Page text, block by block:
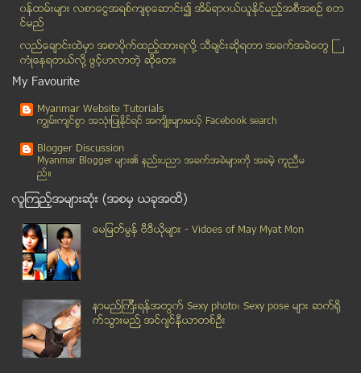
စကားလံုးမဲ့ နားလည္ၾကေစဖို႕ရာ
အာဏာရွင္မ်ားႏွင့္ ျမန္မာ့တပ္မေတာ္ အပိုင္း (၈) – ဗိ...
၈၈ မ်ိဳးဆက္ အဖြဲ႔ NLD မွတဆင့္ ၂၀၁၅ ေရြးေကာက္ပြဲ ၀င...
ကြန္ပ်ဴတာ စစ္တမ္း
အီဂ်စ္အစုိးရ ႏုတ္ထြက္ေၾကာင္း ရုတ္တရက္ေၾကညာ
ဂ်ဳိကို၀ီကို အားက်ပါ
အမႈိက္ျပႆနာ အေျဖရွာမယ္ဆိုရင္
ျမန္မာ သစ္ခြမ်ား တ႐ုတ္ႏွင့္ ထိုင္းသို႔ တရားမဝင္ တင...
ေနျပည္ေတာ္တြင္ က်ဴးေက်ာ္ဘုန္းႀကီးေက်ာင္းမ်ားကို တရ...
ျမန္မာကို စစ္လက္နက္ပစၥည္း ကန္႔သတ္မႈ အေမရိကန္ ေျဖေလ...
မဲေဆာက္ၿမိဳ႔ ၀မ္းဒါးဖူးအထည္ခ်ဳပ္စက္႐ုံမွ ျမန္မာလုပ...
ဒီေရေတာ ဆုံး႐ႈံးမႈ ႏုိင္ငံအဆင့္ ထိန္းသိမ္းရန္လို
၀န္ထမ္းမ်ား လစာေငြအရစ္က်စုေဆာင္း၍ အိမ္ရာ၀ယ္ယူႏုိင္မည့္အစီအစဥ္ စတ
င္မည္
လည္ေခ်ာင္းထဲမွာ အစာပိုက္ထည့္ထားရလုိ႔ သီခ်င္းဆုိရတာ အခက္အခဲေတြ ႀ
ကံဳေနရတယ္လို႔ ဖြင့္ဟလာတဲ့ ဆုိေတး
My Favourite
Myanmar Website Tutorials
ကၽြမ္းက်င္စြာ အသုံးျပဳႏုိင္ရင္ အက်ိဳးမ်ားမယ့္ Facebook search
Blogger Discussion
Myanmar Blogger မ်ား၏ နည္းပညာ အခက္အခဲမ်ားကုိ အခမဲ့ ကူညီမ
ည္။
လူၾကည့္အမ်ားဆုံး (အစမွ ယခုအထိ)
ေမျမတ္မြန္ ဗီဒီယုိမ်ား - Vidoes of May Myat Mon
နာမည္ၾကီးရန္အတြက္ Sexy photo၊ Sexy pose မ်ား ဆက္ရို
က္သြားမည္႔ အင္ဂ်င္နီယာတစ္ဦး